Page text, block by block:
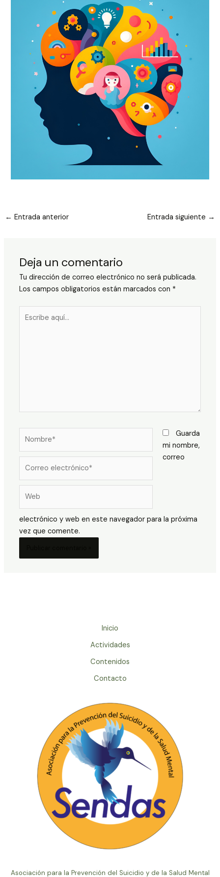
← Entrada anterior Entrada siguiente →
Deja un comentario
Tu dirección de correo electrónico no será publicada.
Los campos obligatorios están marcados con *
aquí...
Guarda
mi nombre,
correo
electrónico y web en este navegador para la próxima
vez que comente.
Inicio
Actividades
Contenidos
Contacto
Asociación para la Prevención del Suicidio y de la Salud Mental